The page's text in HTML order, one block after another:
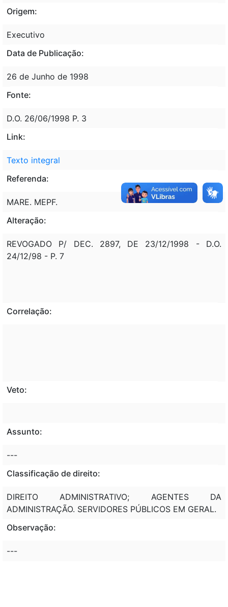
Origem:
Executivo
Data de Publicação:
26 de Junho de 1998
Fonte:
D.O. 26/06/1998 P. 3
Link:
Texto integral
Referenda:
MARE. MEPF.
Alteração:
REVOGADO P/ DEC. 2897, DE 23/12/1998 - D.O.
24/12/98 - P. 7
Correlação:
Veto:
Assunto:
---
Classificação de direito:
DIREITO ADMINISTRATIVO; AGENTES DA
ADMINISTRAÇÃO. SERVIDORES PÚBLICOS EM GERAL.
Observação:
---